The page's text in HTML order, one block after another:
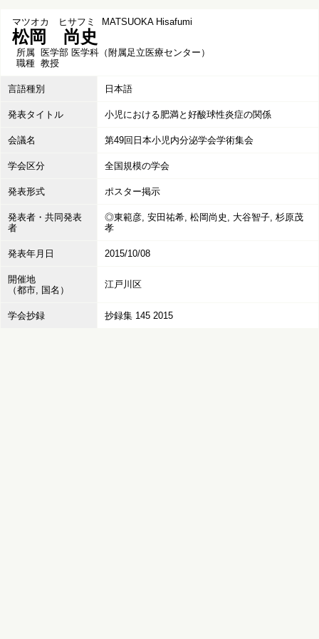
マツオカ ヒサフミ MATSUOKA Hisafumi
松岡 尚史
所属 医学部 医学科（附属足立医療センター）
職種 教授
言語種別 日本語
発表タイトル 小児における肥満と好酸球性炎症の関係
会議名 第49回日本小児内分泌学会学術集会
学会区分 全国規模の学会
発表形式 ポスター掲示
発表者・共同発表
者
◎東範彦, 安田祐希, 松岡尚史, 大谷智子, 杉原茂
孝
発表年月日 2015/10/08
開催地
（都市, 国名）
江戸川区
学会抄録 抄録集 145 2015